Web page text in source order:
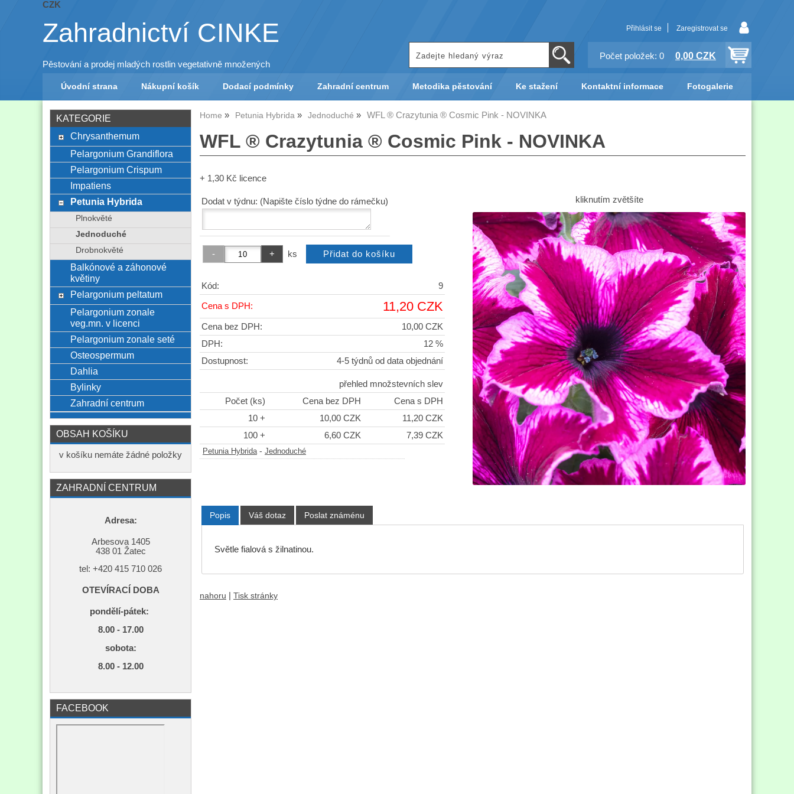
CZK
Přihlásit se Zaregistrovat se
Počet položek: 0 0,00 CZK
Zahradnictví CINKE
Pěstování a prodej mladých rostlin vegetativně množených
Úvodní strana Nákupní košík Dodací podmínky Zahradní centrum Metodika pěstování Ke stažení Kontaktní informace Fotogalerie
Home Petunia Hybrida Jednoduché WFL ® Crazytunia ® Cosmic Pink - NOVINKA
WFL ® Crazytunia ® Cosmic Pink - NOVINKA
+ 1,30 Kč licence
kliknutím zvětšíte
Dodat v týdnu: (Napište číslo týdne do rámečku)
ks
Kód: 9
Cena s DPH: 11,20 CZK
Cena bez DPH:
10,00 CZK
DPH:
12 %
Dostupnost:
4-5 týdnů od data objednání
přehled množstevních slev
Počet (ks)
Cena bez DPH
Cena s DPH
10 +
10,00 CZK
11,20 CZK
100 +
6,60 CZK 7,39 CZK
Petunia Hybrida - Jednoduché
Popis Váš dotaz Poslat známénu
Světle fialová s žilnatinou.
nahoru Tisk stránky
KATEGORIE
Chrysanthemum
Pelargonium Grandiflora
Pelargonium Crispum
Impatiens
Petunia Hybrida
Plnokvěté
Jednoduché
Drobnokvěté
Balkónové a záhonové
květiny
Pelargonium peltatum
Pelargonium zonale
veg.mn. v licenci
Pelargonium zonale seté
Osteospermum
Dahlia
Bylinky
Zahradní centrum
OBSAH KOŠÍKU
v košíku nemáte žádné položky
ZAHRADNÍ CENTRUM
Adresa:
Arbesova 1405
438 01 Žatec
tel: +420 415 710 026
OTEVÍRACÍ DOBA
pondělí-pátek:
8.00 - 17.00
sobota:
8.00 - 12.00
FACEBOOK